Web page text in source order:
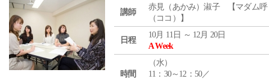
講師
赤見（あかみ）淑子 【マダム呼
（ココ）】
日程
10月 11日 ～ 12月 20日
A Week
時間
（水）
11：30～12：50／